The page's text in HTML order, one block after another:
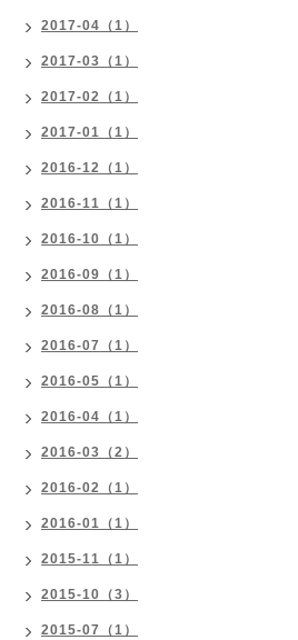
2017-04（1）
2017-03（1）
2017-02（1）
2017-01（1）
2016-12（1）
2016-11（1）
2016-10（1）
2016-09（1）
2016-08（1）
2016-07（1）
2016-05（1）
2016-04（1）
2016-03（2）
2016-02（1）
2016-01（1）
2015-11（1）
2015-10（3）
2015-07（1）